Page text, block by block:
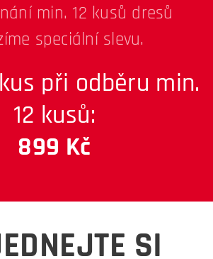
min. 12 kusů dresů
speciální slevu.
při odběru min.
12 kusů:
899 Kč
SI